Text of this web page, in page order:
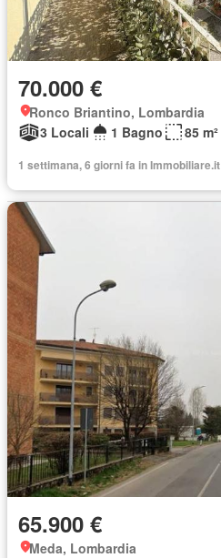
70.000 €
Ronco Briantino, Lombardia
3 Locali
1 Bagno 85 m²
1 settimana, 6 giorni fa in Immobiliare.it
65.900 €
Meda, Lombardia